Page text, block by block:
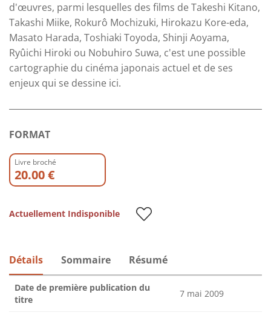
d'œuvres, parmi lesquelles des films de Takeshi Kitano,
Takashi Miike, Rokurô Mochizuki, Hirokazu Kore-eda,
Masato Harada, Toshiaki Toyoda, Shinji Aoyama,
Ryûichi Hiroki ou Nobuhiro Suwa, c'est une possible
cartographie du cinéma japonais actuel et de ses
enjeux qui se dessine ici.
FORMAT
Livre broché
20.00 €
Actuellement Indisponible
Détails Sommaire Résumé
Date de première publication du
titre
7 mai 2009